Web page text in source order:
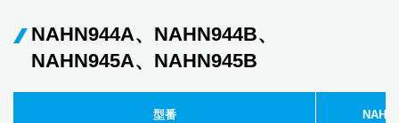
NAHN944A、NAHN944B、
NAHN945A、NAHN945B
型番